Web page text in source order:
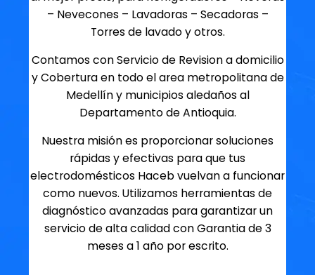
– Nevecones – Lavadoras – Secadoras –
Torres de lavado y otros.
Contamos con Servicio de Revision a domicilio
y Cobertura en todo el area metropolitana de
Medellín y municipios aledaños al
Departamento de Antioquia.
Nuestra misión es proporcionar soluciones
rápidas y efectivas para que tus
electrodomésticos Haceb vuelvan a funcionar
como nuevos. Utilizamos herramientas de
diagnóstico avanzadas para garantizar un
servicio de alta calidad con Garantia de 3
meses a 1 año por escrito.